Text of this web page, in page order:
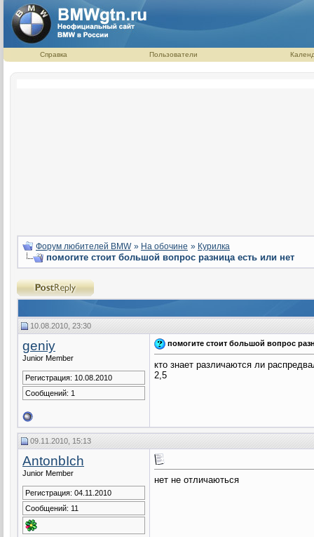
Справка Пользователи
Форум любителей BMW » На обочине » Курилка
помогите стоит большой вопрос разница есть или нет
10.08.2010, 23:30
geniy
Junior Member
Регистрация: 10.08.2010
Сообщений: 1
помогите стоит большой вопрос
кто знает различаются ли
2,5
09.11.2010, 15:13
AntonbIch
Junior Member
Регистрация: 04.11.2010
Сообщений: 11
нет не отличаються